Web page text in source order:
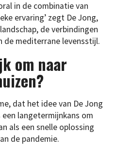
in de combinatie van
ervaring’ zegt De Jong,
de verbindingen
de mediterrane levensstijl.
om naar
dat het idee van De Jong
langetermijnkans om
als een snelle oplossing
de pandemie.